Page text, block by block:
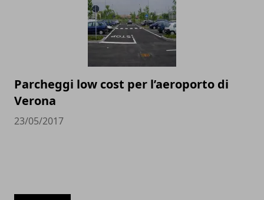
Parcheggi low cost per l’aeroporto di
Verona
23/05/2017